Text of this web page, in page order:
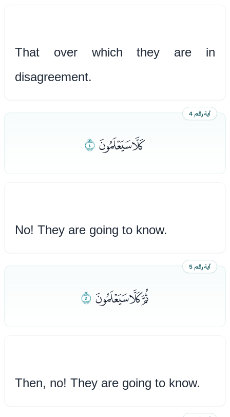
That over which they are in
disagreement.
آية رقم 4
ﭝﭞﭟ
No! They are going to know.
آية رقم 5
ﭠﭡﭢﭣ
Then, no! They are going to know.